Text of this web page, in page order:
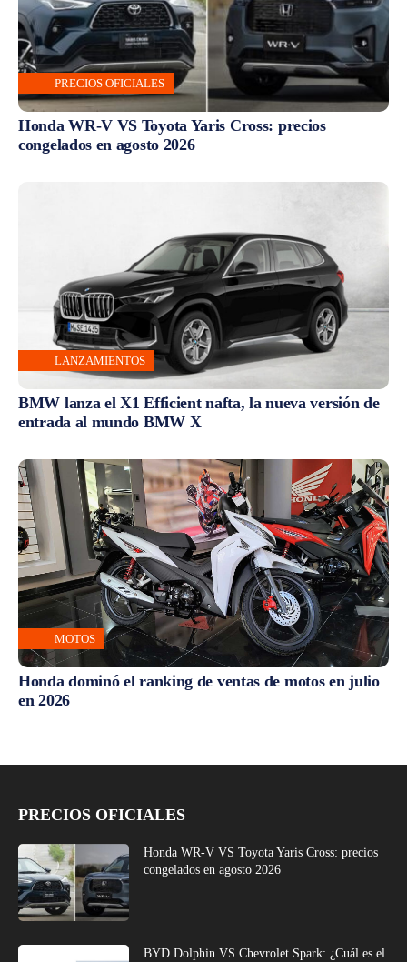
PRECIOS OFICIALES
Honda WR-V VS Toyota Yaris Cross: precios
congelados en agosto 2026
LANZAMIENTOS
BMW lanza el X1 Efficient nafta, la nueva versión de
entrada al mundo BMW X
MOTOS
Honda dominó el ranking de ventas de motos en julio
en 2026
PRECIOS OFICIALES
Honda WR-V VS Toyota Yaris Cross: precios
congelados en agosto 2026
BYD Dolphin VS Chevrolet Spark: ¿Cuál es el